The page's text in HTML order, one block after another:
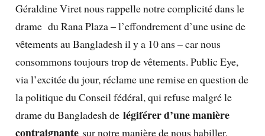
Géraldine Viret nous rappelle notre complicité dans le
drame du Rana Plaza – l’effondrement d’une usine de
vêtements au Bangladesh il y a 10 ans – car nous
consommons toujours trop de vêtements. Public Eye,
via l’excitée du jour, réclame une remise en question de
la politique du Conseil fédéral, qui refuse malgré le
drame du Bangladesh de légiférer d’une manière
contraignantesur notre manière de nous habiller.